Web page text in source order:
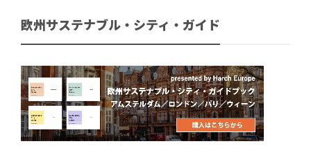
欧州サステナブル・シティ・ガイド